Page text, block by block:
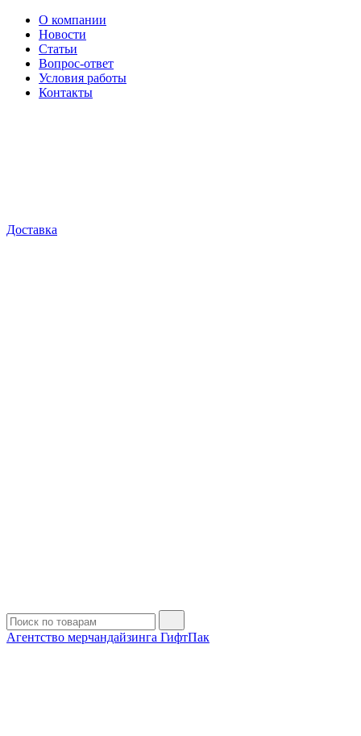
О компании
Новости
Статьи
Вопрос-ответ
Условия работы
Контакты
Доставка
Агентство мерчандайзинга ГифтПак